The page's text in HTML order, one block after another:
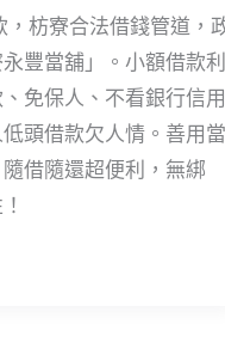
，枋寮合法借錢管道，
豐當舖」。小額借款利
免保人、不看銀行信用
低頭借款欠人情。善用當
借隨還超便利，無綁